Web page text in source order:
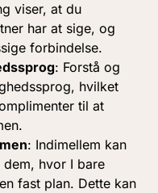
viser, at du
har at sige, og
forbindelse.
: Forstå og
hvilket
til at
: Indimellem kan
hvor I bare
fast plan. Dette kan